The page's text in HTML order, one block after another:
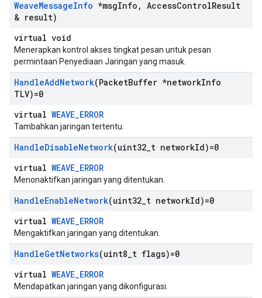
WeaveMessageInfo *msgInfo , AccessControlResult
& result)
virtual void
Menerapkan kontrol akses tingkat pesan untuk pesan
permintaan Penyediaan Jaringan yang masuk.
HandleAddNetwork(PacketBuffer *networkInfo
TLV)=0
virtual WEAVE_ERROR
Tambahkan jaringan tertentu.
HandleDisableNetwork(uint32 t networkId)=0
virtual WEAVE_ERROR
Menonaktifkan jaringan yang ditentukan.
HandleEnableNetwork(uint32 t networkId)=0
virtual WEAVE_ERROR
Mengaktifkan jaringan yang ditentukan.
HandleGetNetworks(uint8 t flags)=0
virtual WEAVE_ERROR
Mendapatkan jaringan yang dikonfigurasi.